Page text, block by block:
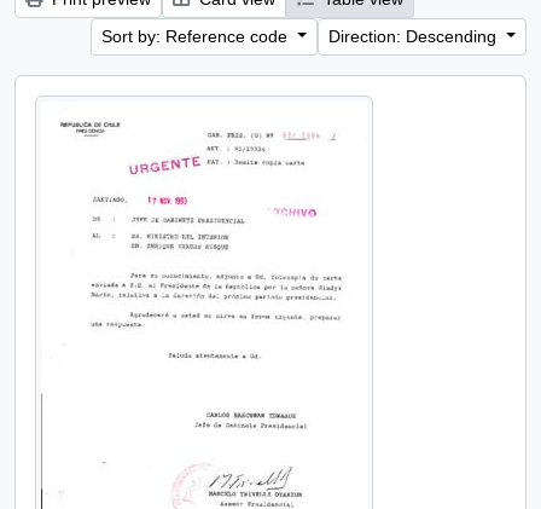
Sort by: Reference code
Direction: Descending